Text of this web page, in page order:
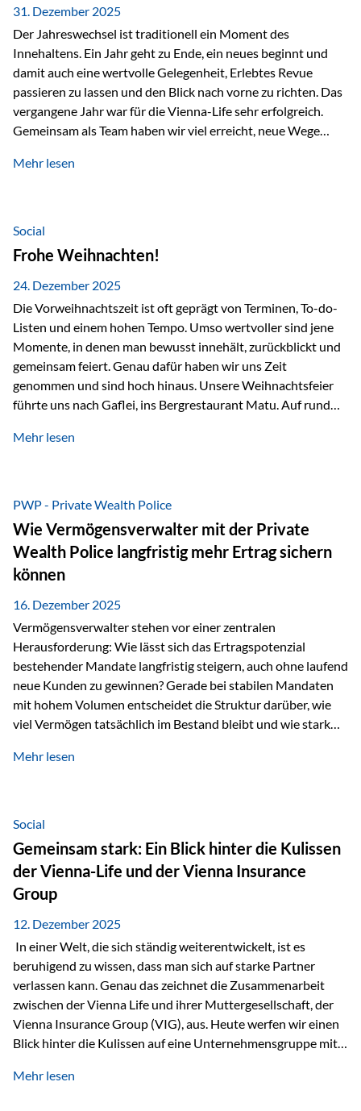
Fichtenbauer, Dirk…
31. Dezember 2025
Der Jahreswechsel ist traditionell ein Moment des
Innehaltens. Ein Jahr geht zu Ende, ein neues beginnt und
damit auch eine wertvolle Gelegenheit, Erlebtes Revue
passieren zu lassen und den Blick nach vorne zu richten. Das
vergangene Jahr war für die Vienna-Life sehr erfolgreich.
Gemeinsam als Team haben wir viel erreicht, neue Wege
Veranstaltungen wie der Schnifisschnauf, aber auch unsere
starkes Miteinander ist. Neben diesen gemeinsamen
Erlebnissen konnten wir…
Mehr lesen
Social
Frohe Weihnachten!
24. Dezember 2025
Die Vorweihnachtszeit ist oft geprägt von Terminen, To-do-
Listen und einem hohen Tempo. Umso wertvoller sind jene
Momente, in denen man bewusst innehält, zurückblickt und
gemeinsam feiert. Genau dafür haben wir uns Zeit
genommen und sind hoch hinaus. Unsere Weihnachtsfeier
führte uns nach Gaflei, ins Bergrestaurant Matu. Auf rund
beeindruckendes Panorama, sondern auch etwas, das im
verschneiter Landschaft, bei feinem Essen, guter Musik und
einer entspannten…
Mehr lesen
PWP - Private Wealth Police
Wie Vermögensverwalter mit der Private
Wealth Police langfristig mehr Ertrag sichern
können
16. Dezember 2025
Vermögensverwalter stehen vor einer zentralen
Herausforderung: Wie lässt sich das Ertragspotenzial
bestehender Mandate langfristig steigern, auch ohne laufend
neue Kunden zu gewinnen? Gerade bei stabilen Mandaten
mit hohem Volumen entscheidet die Struktur darüber, wie
viel Vermögen tatsächlich im Bestand bleibt und wie stark
Beispiel verdeutlicht diese Wirkung besonders deutlich.
hinzukommen, spielt nicht nur die Rendite eine Rolle. Auch
steuerliche Effekte haben einen erheblichen Einfluss auf…
Mehr lesen
Social
Gemeinsam stark: Ein Blick hinter die Kulissen
der Vienna-Life und der Vienna Insurance
Group
12. Dezember 2025
In einer Welt, die sich ständig weiterentwickelt, ist es
beruhigend zu wissen, dass man sich auf starke Partner
verlassen kann. Genau das zeichnet die Zusammenarbeit
zwischen der Vienna Life und ihrer Muttergesellschaft, der
Vienna Insurance Group (VIG), aus. Heute werfen wir einen
Blick hinter die Kulissen auf eine Unternehmensgruppe mit
einem stabilen Fundament. Ein starkes Netzwerk in ganz
Mehr lesen